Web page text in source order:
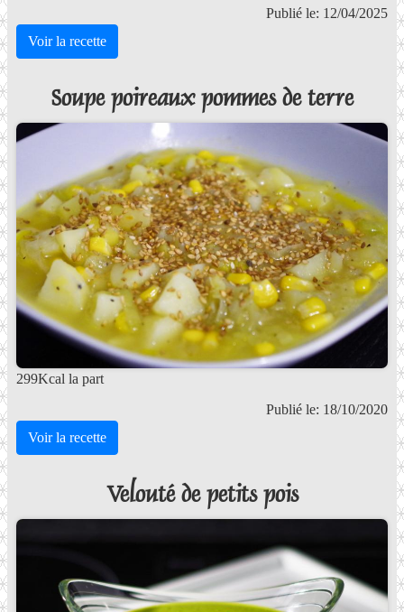
Publié le: 12/04/2025
Voir la recette
Soupe poireaux pommes de terre
299Kcal la part
Publié le: 18/10/2020
Voir la recette
Velouté de petits pois